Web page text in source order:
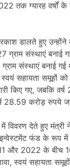
तक ग्यारह वर्षों
डालते हुए
संस्थाएं बनाई
संस्थाएं बनाई गई
सहायता समूहों को
किए गए, जबकि
28.59 करोड़ रुपये
में विवरण देते हुए
फंड के रूप में
और 2022 के बीच
स्वयं सहायता